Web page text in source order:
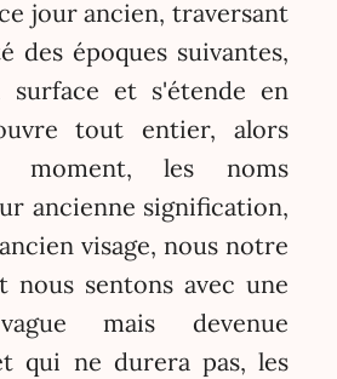
jour ancien, traversant
des époques suivantes,
et s'étende en
tout entier, alors
moment, les noms
ancienne signification,
visage, nous notre
nous sentons avec une
mais devenue
qui ne durera pas, les